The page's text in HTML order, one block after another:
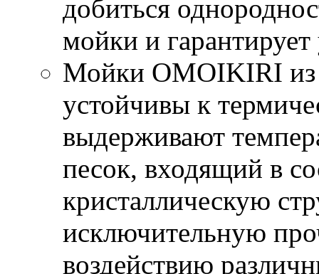
добиться
мойки и
Мойки OMOIKIRI
устойчивы к
выдерживают
песок, входящий в
кристаллическую
исключительную
воздействию